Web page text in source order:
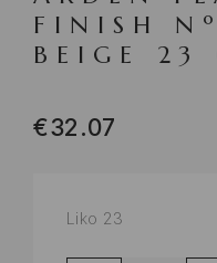
FINISH
BEIGE 23
€32.07
Liko 23